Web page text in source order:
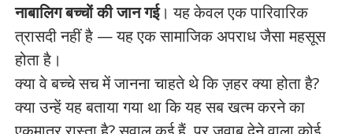
नाबालिग बच्चों की जान गई। यह केवल एक पारिवारिक
त्रासदी नहीं है — यह एक सामाजिक अपराध जैसा महसूस
होता है।
क्या वे बच्चे सच में जानना चाहते थे कि ज़हर क्या होता है?
क्या उन्हें यह बताया गया था कि यह सब खत्म करने का